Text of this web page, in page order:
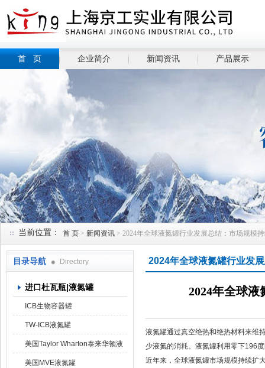
上海京工实业有限公司
首 页 企业简介 新闻资讯 产品展示
当前位置： 首 页 > 新闻资讯 > 2024年全球液氮罐行业发展总结：市场规模
目录导航 Directory
进口杜瓦瓶|液氮罐
ICB生物容器罐
TW-ICB液氮罐
美国Taylor Wharton泰来华顿液
氮罐
美国MVE液氮罐
2024年全球液氮罐行业发
2024年全球
液氮罐通过真空绝热和绝热材料来维
少液氮的消耗。液氮罐利用零下196
近年来，全球液氮罐市场规模持续扩